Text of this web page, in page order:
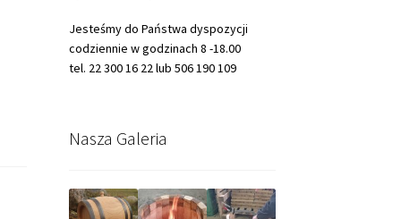
Jesteśmy do Państwa dyspozycji
codziennie w godzinach 8 -18.00
tel. 22 300 16 22 lub 506 190 109
Nasza Galeria